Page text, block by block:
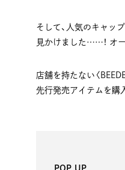
そして、人気のキャッ
見かけました……！ オ
店舗を持たない〈
先行発売アイテムを購